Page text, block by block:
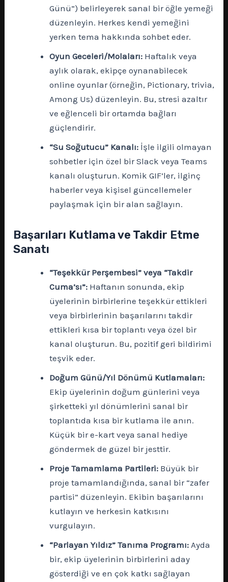
Günü”) belirleyerek sanal bir öğle yemeği
düzenleyin. Herkes kendi yemeğini
yerken tema hakkında sohbet eder.
Oyun Geceleri/Molaları: Haftalık veya
aylık olarak, ekipçe oynanabilecek
online oyunlar (örneğin, Pictionary, trivia,
Among Us) düzenleyin. Bu, stresi azaltır
ve eğlenceli bir ortamda bağları
güçlendirir.
“Su Soğutucu” Kanalı: İşle ilgili olmayan
sohbetler için özel bir Slack veya Teams
kanalı oluşturun. Komik GIF’ler, ilginç
haberler veya kişisel güncellemeler
paylaşmak için bir alan sağlayın.
Başarıları Kutlama ve Takdir Etme
Sanatı
“Teşekkür Perşembesi” veya “Takdir
Cuma’sı”: Haftanın sonunda, ekip
üyelerinin birbirlerine teşekkür ettikleri
veya birbirlerinin başarılarını takdir
ettikleri kısa bir toplantı veya özel bir
kanal oluşturun. Bu, pozitif geri bildirimi
teşvik eder.
Doğum Günü/Yıl Dönümü Kutlamaları:
Ekip üyelerinin doğum günlerini veya
şirketteki yıl dönümlerini sanal bir
toplantıda kısa bir kutlama ile anın.
Küçük bir e-kart veya sanal hediye
göndermek de güzel bir jesttir.
Proje Tamamlama Partileri: Büyük bir
proje tamamlandığında, sanal bir “zafer
partisi” düzenleyin. Ekibin başarılarını
kutlayın ve herkesin katkısını
vurgulayın.
“Parlayan Yıldız” Tanıma Programı: Ayda
bir, ekip üyelerinin birbirlerini aday
gösterdiği ve en çok katkı sağlayan